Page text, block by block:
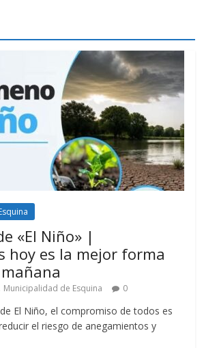
«El Niño» |
hoy es la mejor forma
Municipalidad de Esquina 0
El Niño, el compromiso de todos es
el riesgo de anegamientos y